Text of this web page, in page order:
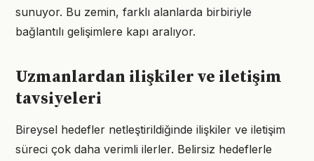
sunuyor. Bu zemin, farklı alanlarda birbiriyle
bağlantılı gelişimlere kapı aralıyor.
Uzmanlardan ilişkiler ve iletişim
tavsiyeleri
Bireysel hedefler netleştirildiğinde ilişkiler ve iletişim
süreci çok daha verimli ilerler. Belirsiz hedeflerle